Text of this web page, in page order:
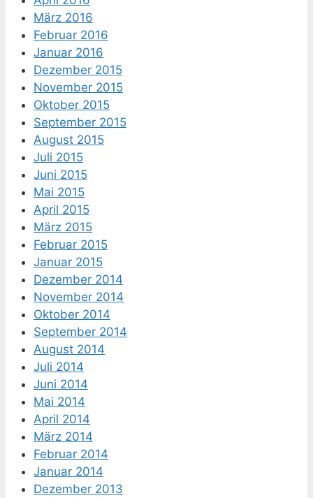
März 2016
Februar 2016
Januar 2016
Dezember 2015
November 2015
Oktober 2015
September 2015
August 2015
Juli 2015
Juni 2015
Mai 2015
April 2015
März 2015
Februar 2015
Januar 2015
Dezember 2014
November 2014
Oktober 2014
September 2014
August 2014
Juli 2014
Juni 2014
Mai 2014
April 2014
März 2014
Februar 2014
Januar 2014
Dezember 2013